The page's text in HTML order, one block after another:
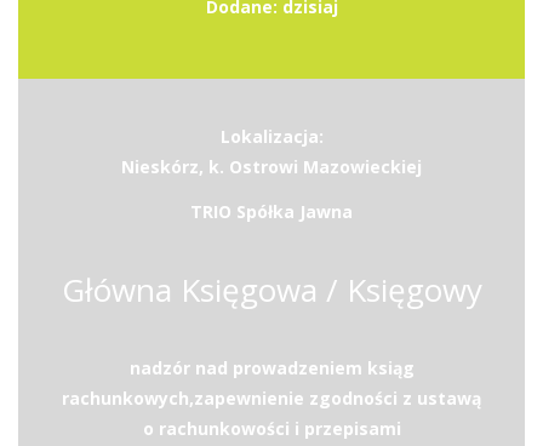
Dodane: dzisiaj
Lokalizacja:
Nieskórz, k. Ostrowi Mazowieckiej
TRIO Spółka Jawna
Główna Księgowa / Księgowy
nadzór nad prowadzeniem ksiąg
rachunkowych,zapewnienie zgodności z ustawą
o rachunkowości i przepisami